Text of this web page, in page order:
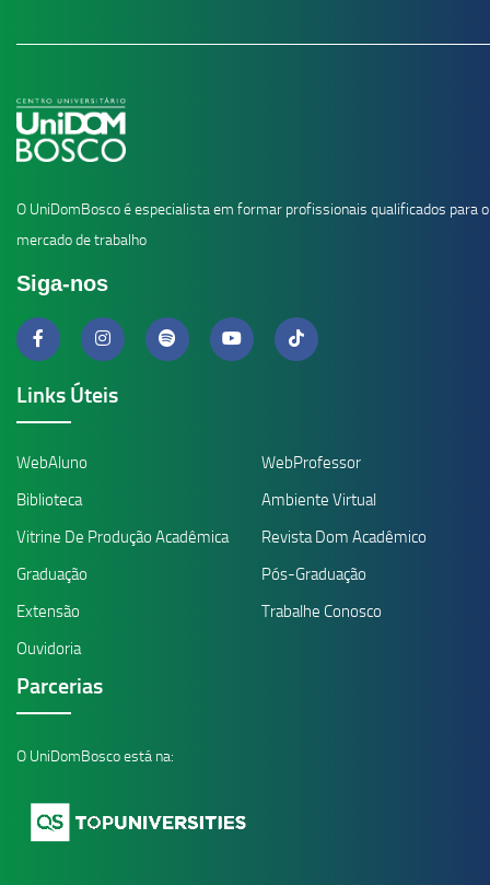
O UniDomBosco é especialista em formar profissionais qualificados para o
mercado de trabalho
Siga-nos
Links Úteis
WebAluno
WebProfessor
Biblioteca
Ambiente Virtual
Vitrine De Produção Acadêmica
Revista Dom Acadêmico
Graduação
Pós-Graduação
Extensão
Trabalhe Conosco
Ouvidoria
Parcerias
O UniDomBosco está na: